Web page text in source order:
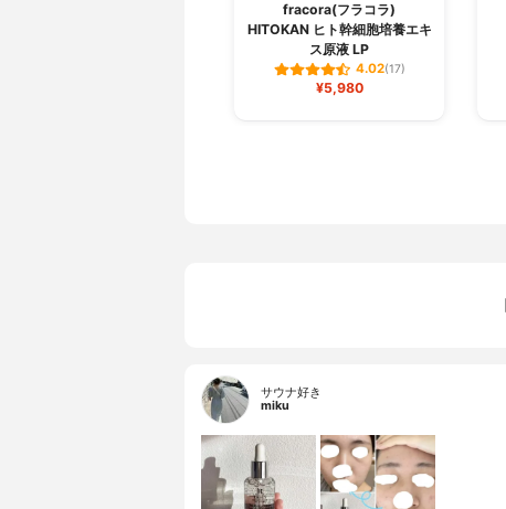
fracora(フラコラ)
HITOKAN ヒト幹細胞培養エキ
ス原液 LP
4.02(17)
¥5,980
サウナ好き
miku